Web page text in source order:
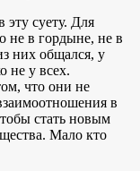
эту суету. Для
не в гордыне, не в
них общался, у
не у всех.
что они не
в
стать новым
Мало кто